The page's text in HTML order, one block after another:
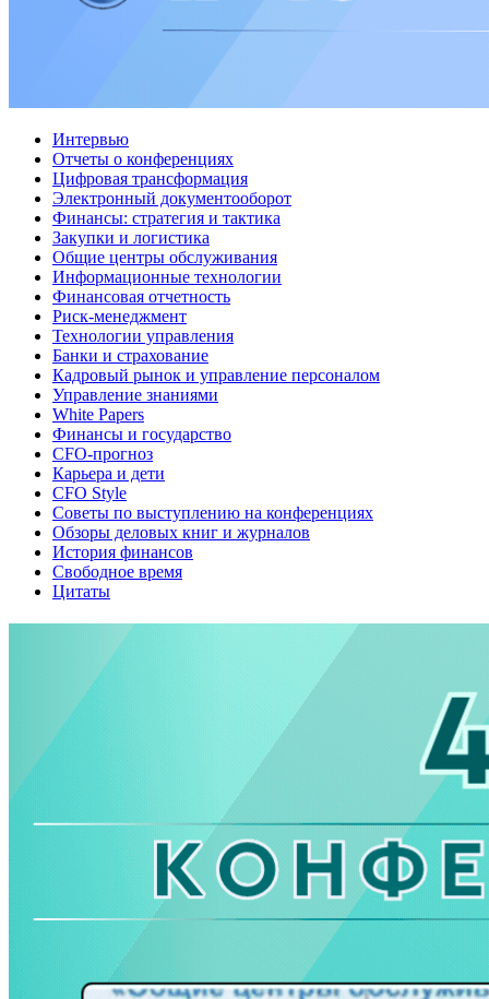
Интервью
Отчеты о конференциях
Цифровая трансформация
Электронный документооборот
Финансы: стратегия и тактика
Закупки и логистика
Общие центры обслуживания
Информационные технологии
Финансовая отчетность
Риск-менеджмент
Технологии управления
Банки и страхование
Кадровый рынок и управление персоналом
Управление знаниями
White Papers
Финансы и государство
CFO-прогноз
Карьера и дети
CFO Style
Советы по выступлению на конференциях
Обзоры деловых книг и журналов
История финансов
Свободное время
Цитаты